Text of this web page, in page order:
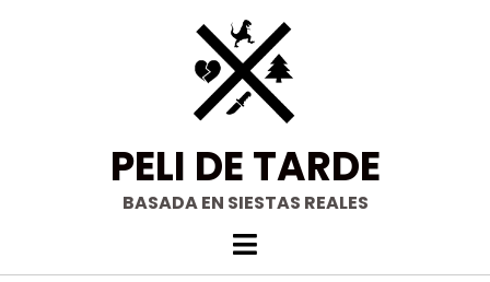
PELI DE TARDE
BASADA EN SIESTAS REALES